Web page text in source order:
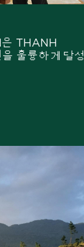
THANH
훌륭하게 달성